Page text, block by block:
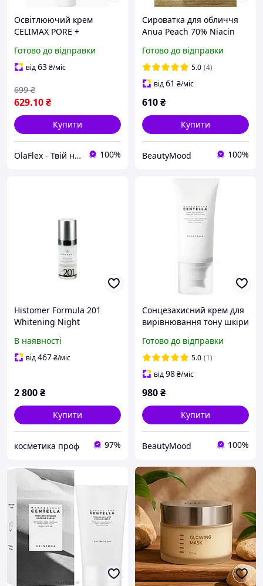
Освітлюючий крем
CELIMAX PORE +
Cream 35 ml
вирівнювання тону та
плямами
Готово до відправки
від63₴/міс
629.10₴
699 ₴
Купити
OlaFlex - Твій надійний партнер в світі краси! 100%
Сироватка для обличчя
Anua Peach 70% Niacin
ніацинамідом для сяйва,
зволоження та
вирівнювання тону
Готово до відправки
5.0 (4)
від61 ₴/міс
610₴
Купити
BeautyMood 100%
Histomer Formula 201
Whitening Night
нічна для вирівнювання
тону шкіри 30ml
В наявності
від467₴/міс
2 800₴
Купити
косметика проф 97%
Сонцезахисний крем для
вирівнювання тону шкіри
Centella Tone Brightening
Tone-Up Sunscreen 50ml
Готово до відправки
5.0 (1)
від98₴/міс
980₴
Купити
BeautyMood 100%